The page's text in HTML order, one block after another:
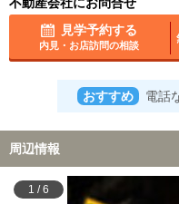
見学予約する
内見・お店訪問の相談
おすすめ 電話
周辺情報
1 /6